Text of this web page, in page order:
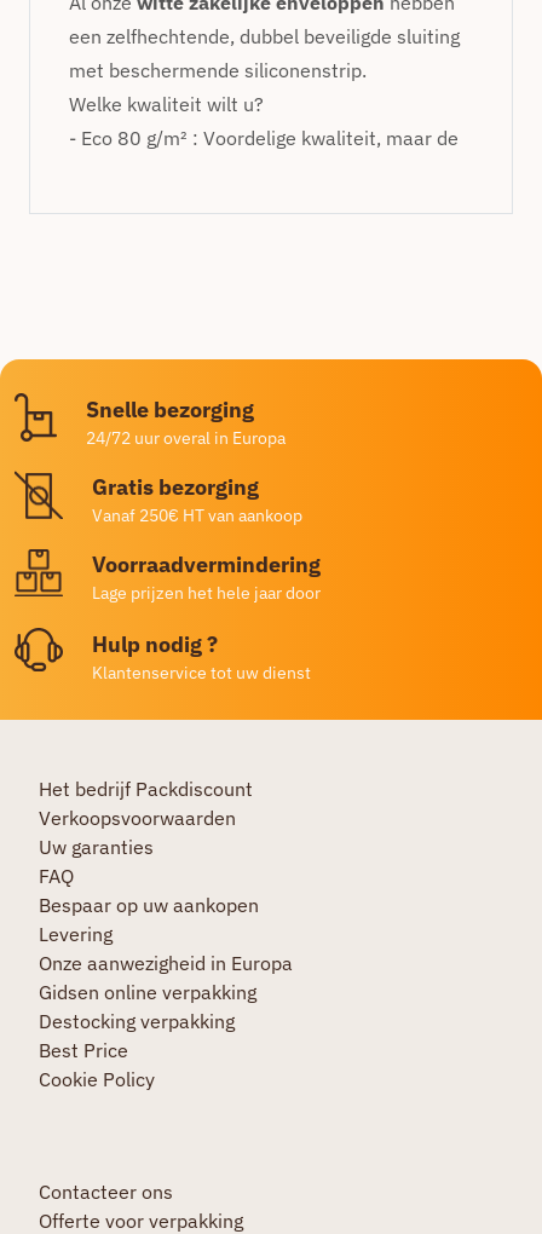
een zelfhechtende, dubbel beveiligde sluiting
met beschermende siliconenstrip.
Welke kwaliteit wilt u?
- Eco 80 g/m² : Voordelige kwaliteit, maar de
Snelle bezorging
24/72 uur overal in Europa
Gratis bezorging
Vanaf 250€ HT van aankoop
Voorraadvermindering
Lage prijzen het hele jaar door
Hulp nodig ?
Klantenservice tot uw dienst
Het bedrijf Packdiscount
Verkoopsvoorwaarden
Uw garanties
FAQ
Bespaar op uw aankopen
Levering
Onze aanwezigheid in Europa
Gidsen online verpakking
Destocking verpakking
Best Price
Cookie Policy
Contacteer ons
Offerte voor verpakking